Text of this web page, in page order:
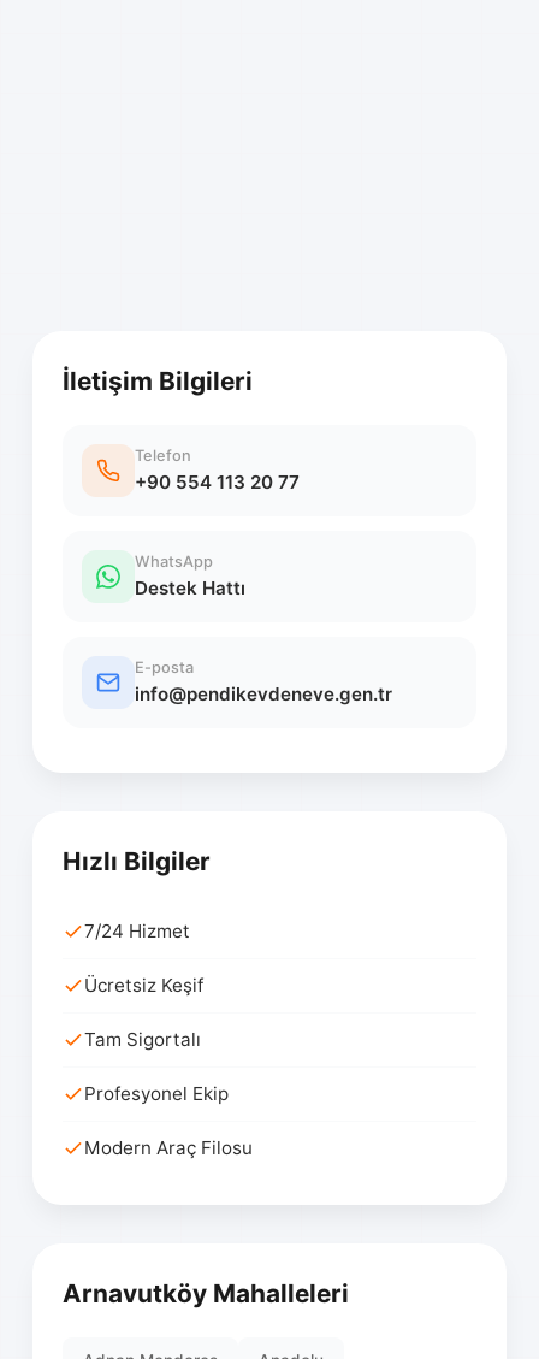
İletişim Bilgileri
Telefon
+90 554 113 20 77
WhatsApp
Destek Hattı
E-posta
info@pendikevdeneve.gen.tr
Hızlı Bilgiler
7/24 Hizmet
Ücretsiz Keşif
Tam Sigortalı
Profesyonel Ekip
Modern Araç Filosu
Arnavutköy Mahalleleri